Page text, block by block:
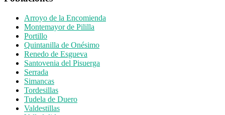
Arroyo de la Encomienda
Montemayor de Pililla
Portillo
Quintanilla de Onésimo
Renedo de Esgueva
Santovenia del Pisuerga
Serrada
Simancas
Tordesillas
Tudela de Duero
Valdestillas